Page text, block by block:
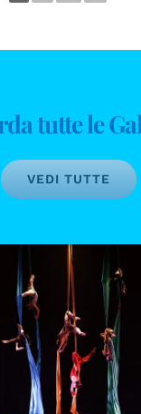
tutte le
VEDI TUTTE